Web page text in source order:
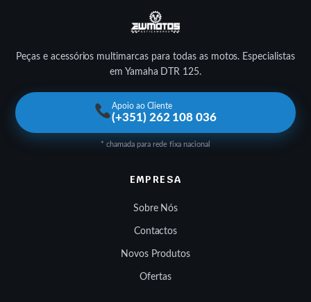
Peças e acessórios multimarcas para todas as motos. Especialistas
em Yamaha DTR 125.
Apoio ao Cliente
(+351) 262 108 036
* chamada para rede fixa nacional
EMPRESA
Sobre Nós
Contactos
Novos Produtos
Ofertas